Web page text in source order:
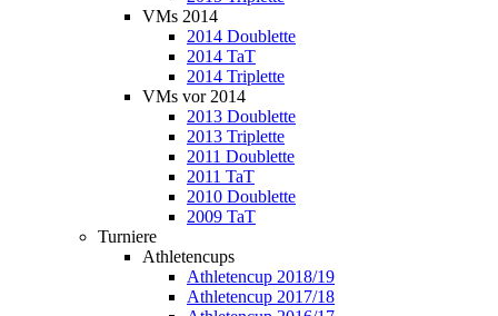
VMs 2014
2014 Doublette
2014 TaT
2014 Triplette
VMs vor 2014
2013 Doublette
2013 Triplette
2011 Doublette
2011 TaT
2010 Doublette
2009 TaT
Turniere
Athletencups
Athletencup 2018/19
Athletencup 2017/18